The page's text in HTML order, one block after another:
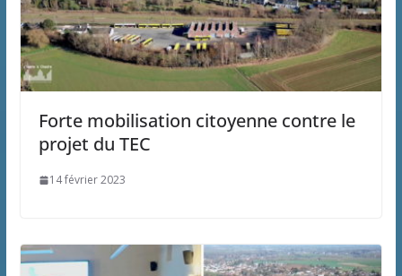
Forte mobilisation citoyenne contre le
projet du TEC
14 février 2023